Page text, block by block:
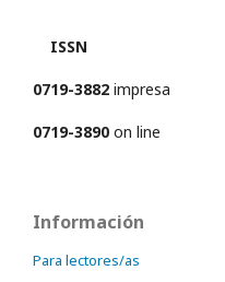
ISSN
0719-3882 impresa
0719-3890 on line
Información
Para lectores/as